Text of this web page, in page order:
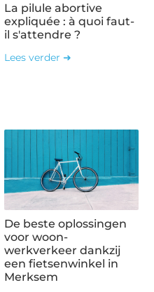
La pilule abortive
expliquée : à quoi faut-
il s'attendre ?
Lees verder ➜
De beste oplossingen
voor woon-
werkverkeer dankzij
een fietsenwinkel in
Merksem